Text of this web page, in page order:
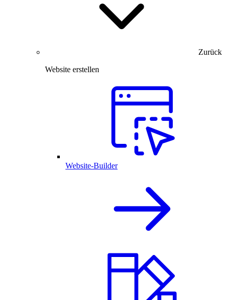
Zurück
Website erstellen
Website-Builder